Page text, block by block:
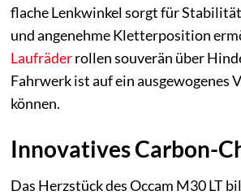
flache Lenkwinkel sorgt für
und angenehme Kletterposition
Laufräderrollen souverän über
Fahrwerk ist auf ein ausgewogenes
können.
Innovatives Carbon-
Das Herzstück des Occam M30 LT